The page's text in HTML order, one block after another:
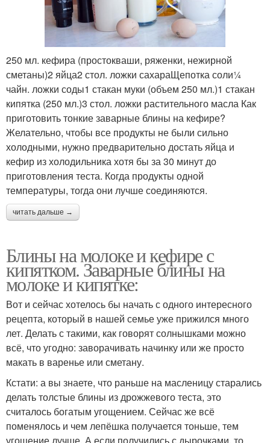
250 мл. кефира (простокваши, ряженки, нежирной
сметаны)2 яйца2 стол. ложки сахараЩепотка соли¼
чайн. ложки соды1 стакан муки (объем 250 мл.)1 стакан
кипятка (250 мл.)3 стол. ложки растительного масла Как
приготовить тонкие заварные блины на кефире?
Желательно, чтобы все продукты не были сильно
холодными, нужно предварительно достать яйца и
кефир из холодильника хотя бы за 30 минут до
приготовления теста. Когда продукты одной
температуры, тогда они лучше соединяются.
читать дальше →
Блины на молоке и кефире с
кипятком. Заварные блины на
молоке и кипятке:
Вот и сейчас хотелось бы начать с одного интересного
рецепта, который в нашей семье уже прижился много
лет. Делать с такими, как говорят солнышками можно
всё, что угодно: заворачивать начинку или же просто
макать в варенье или сметану.
Кстати: а вы знаете, что раньше на масленицу старались
делать толстые блины из дрожжевого теста, это
считалось богатым угощением. Сейчас же всё
поменялось и чем лепёшка получается тоньше, тем
угощение лучше. А если получились с дырочками, то